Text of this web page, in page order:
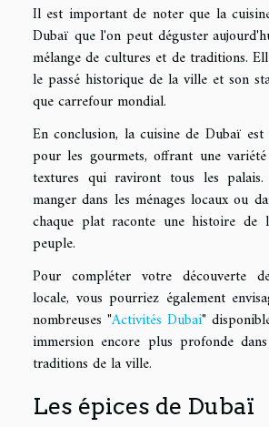
Il est important de noter que la
Dubaï que l'on peut déguster
mélange de cultures et de traditions.
le passé historique de la ville et son
que carrefour mondial.
En conclusion, la cuisine de Dubaï
pour les gourmets, offrant une
textures qui raviront tous les
manger dans les ménages locaux ou
chaque plat raconte une histoire
peuple.
Pour compléter votre découverte
locale, vous pourriez également
nombreuses "Activités Dubai"
immersion encore plus profonde
traditions de la ville.
Les épices de Dubaï